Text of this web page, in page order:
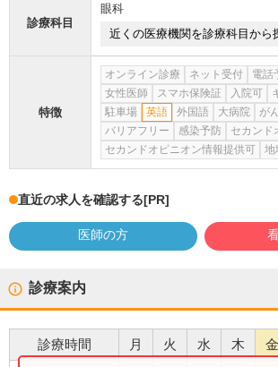
診療科目
眼科
近くの医療機関を診療科目から
特徴
オンライン診療 ネット受付 電話
女性医師
スマホ保険証 入院可
駐車場
英語 外国語 大病院 が
バリアフリー
感染予防
セカンド
セカンドオピニオン情報提供可
地
直近の求人を確認する[PR]
医師の方
診療案内
診療時間 月 火 水 木 金